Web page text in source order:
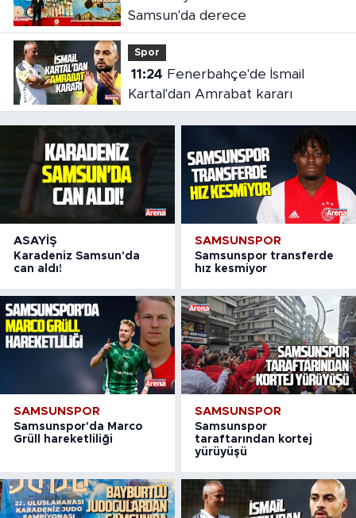
Samsun'da derece
Spor
11:24
Kartal'dan Amrabat kararı
ASAYIŞ
Karadeniz Samsun'da
can aldı!
SAMSUNSPOR
Samsunspor transferde
hız kesmiyor
SAMSUNSPOR
Samsunspor'da Marco
Grüll hareketliliği
SAMSUNSPOR
Samsunspor
taraftarından kortej
yürüyüşü